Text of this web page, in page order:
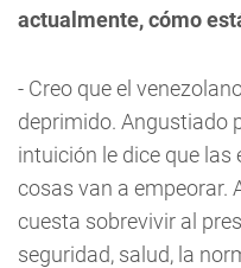
actualmente, cómo
- Creo que el
deprimido. Angustiado
intuición le dice que
cosas van a empeorar.
cuesta sobrevivir al
seguridad, salud, la